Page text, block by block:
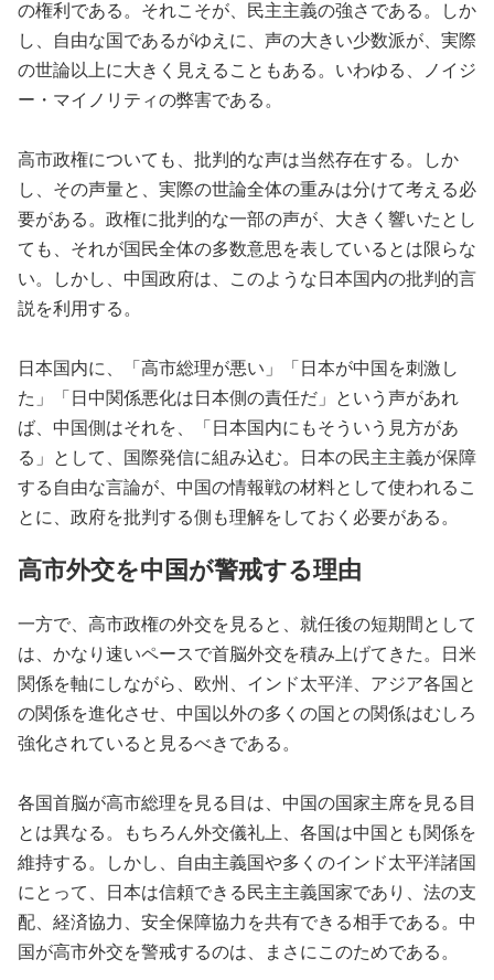
の権利である。それこそが、民主主義の強さである。しか
し、自由な国であるがゆえに、声の大きい少数派が、実際
の世論以上に大きく見えることもある。いわゆる、ノイジ
ー・マイノリティの弊害である。
高市政権についても、批判的な声は当然存在する。しか
し、その声量と、実際の世論全体の重みは分けて考える必
要がある。政権に批判的な一部の声が、大きく響いたとし
ても、それが国民全体の多数意思を表しているとは限らな
い。しかし、中国政府は、このような日本国内の批判的言
説を利用する。
日本国内に、「高市総理が悪い」「日本が中国を刺激し
た」「日中関係悪化は日本側の責任だ」という声があれ
ば、中国側はそれを、「日本国内にもそういう見方があ
る」として、国際発信に組み込む。日本の民主主義が保障
する自由な言論が、中国の情報戦の材料として使われるこ
とに、政府を批判する側も理解をしておく必要がある。
高市外交を中国が警戒する理由
一方で、高市政権の外交を見ると、就任後の短期間として
は、かなり速いペースで首脳外交を積み上げてきた。日米
関係を軸にしながら、欧州、インド太平洋、アジア各国と
の関係を進化させ、中国以外の多くの国との関係はむしろ
強化されていると見るべきである。
各国首脳が高市総理を見る目は、中国の国家主席を見る目
とは異なる。もちろん外交儀礼上、各国は中国とも関係を
維持する。しかし、自由主義国や多くのインド太平洋諸国
にとって、日本は信頼できる民主主義国家であり、法の支
配、経済協力、安全保障協力を共有できる相手である。中
国が高市外交を警戒するのは、まさにこのためである。